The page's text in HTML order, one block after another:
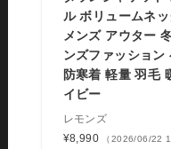
ル ボリュームネ
メンズ アウター
ンズファッション
防寒着 軽量 羽毛
イビー
レモンズ
¥8,990
（2026/06/22